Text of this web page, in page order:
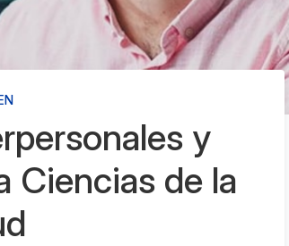
y
Ciencias de la